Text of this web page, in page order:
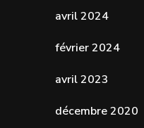
avril 2024
février 2024
avril 2023
décembre 2020